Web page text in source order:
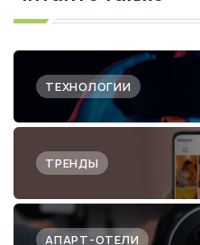
ТЕХНОЛОГИИ
ТРЕНДЫ
АПАРТ-ОТЕЛИ